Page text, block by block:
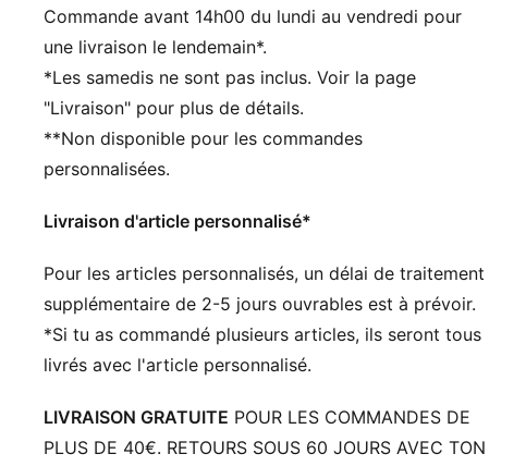
Coupe régulière
polaire
Poche latérale
PUMA Enfant et Adolescent : recommandé pour les
enfants âgés de 8 à 16 ans
Commande avant 14h00 du lundi au vendredi pour
une livraison le lendemain*.
*Les samedis ne sont pas inclus. Voir la page
"Livraison" pour plus de détails.
**Non disponible pour les commandes
personnalisées.
Livraison d'article personnalisé*
Pour les articles personnalisés, un délai de traitement
supplémentaire de 2-5 jours ouvrables est à prévoir.
*Si tu as commandé plusieurs articles, ils seront tous
livrés avec l'article personnalisé.
LIVRAISON GRATUITE POUR LES COMMANDES DE
PLUS DE 40€. RETOURS SOUS 60 JOURS AVEC TON